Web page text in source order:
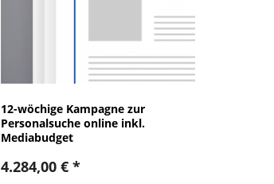
12-wöchige Kampagne zur
Personalsuche online inkl.
Mediabudget
4.284,00 €*